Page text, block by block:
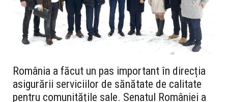
România a făcut un pas important în direcția
asigurării serviciilor de sănătate de calitate
pentru comunitățile sale. Senatul României a